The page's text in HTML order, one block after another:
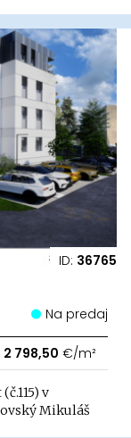
ID: 36765
Na predaj
2 798,50 €/m²
v
Mikuláš